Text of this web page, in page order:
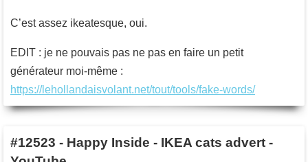
C’est assez ikeatesque, oui.
EDIT : je ne pouvais pas ne pas en faire un petit
générateur moi-même :
https://lehollandaisvolant.net/tout/tools/fake-words/
#12523 - Happy Inside - IKEA cats advert -